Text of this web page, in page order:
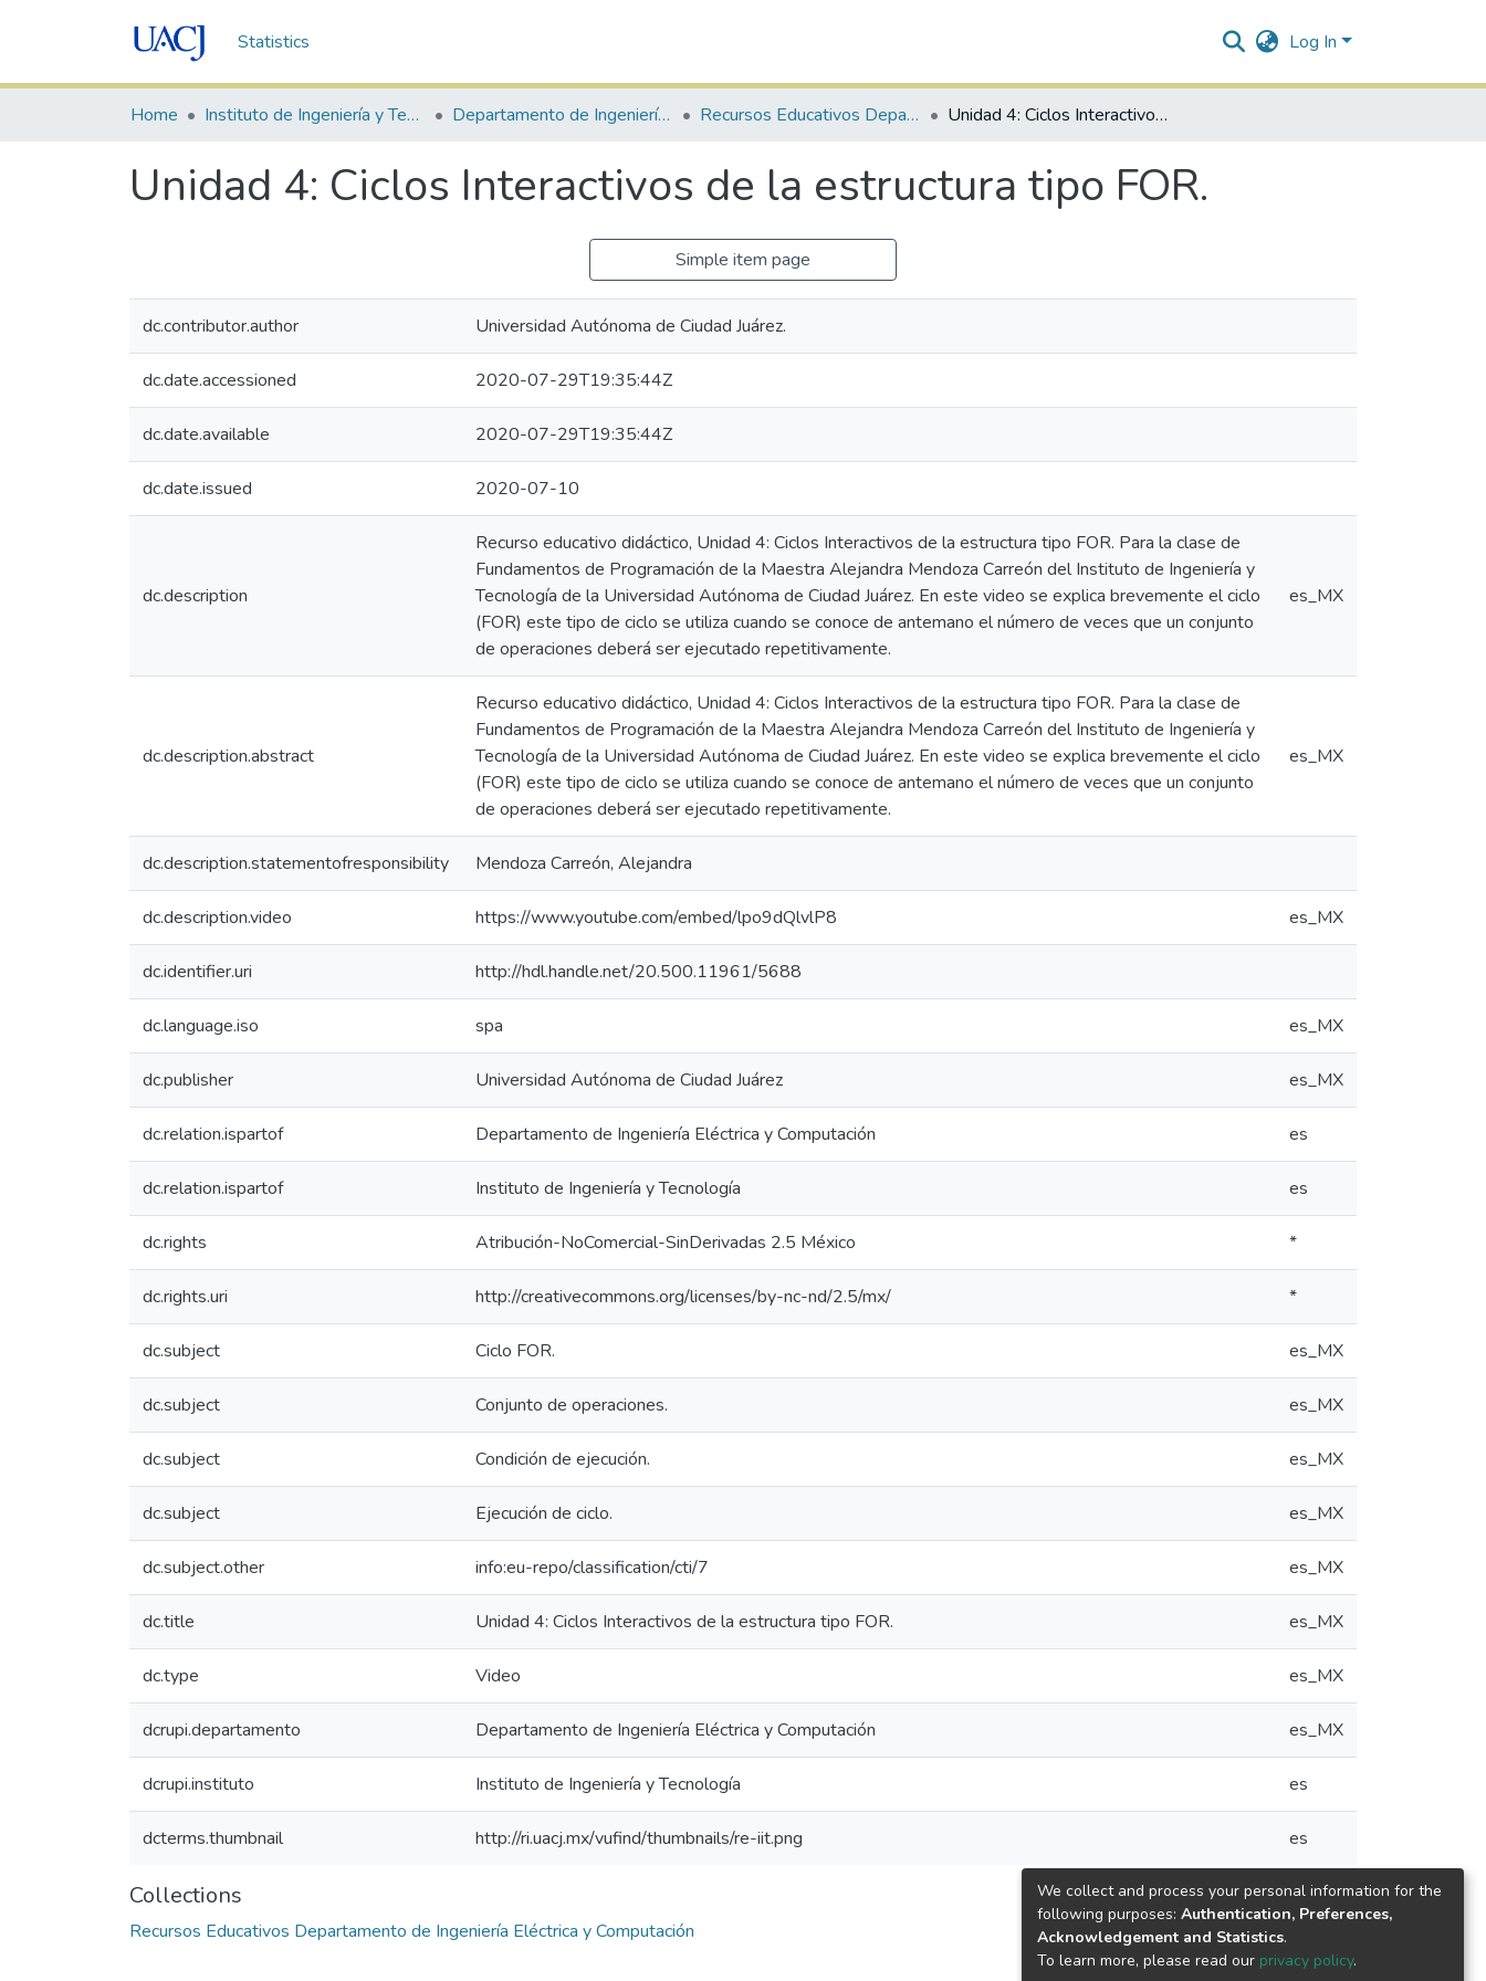
Statistics Log In
Home Instituto de Ingeniería y Tecnología Departamento de Ingeniería Eléctrica y Computación Recursos Educativos Departamento de Ingeniería Eléctrica y Computación Unidad 4: Ciclos Interactivos de la estructura tipo FOR.
Unidad 4: Ciclos Interactivos de la estructura tipo FOR.
Simple item page
dc.contributor.author Universidad Autónoma de Ciudad Juárez.
dc.date.accessioned 2020-07-29T19:35:44Z
dc.date.available 2020-07-29T19:35:44Z
dc.date.issued 2020-07-10
dc.description
Recurso educativo didáctico, Unidad 4: Ciclos Interactivos de la estructura tipo FOR. Para la clase de
Fundamentos de Programación de la Maestra Alejandra Mendoza Carreón del Instituto de Ingeniería y
Tecnología de la Universidad Autónoma de Ciudad Juárez. En este video se explica brevemente el ciclo
(FOR) este tipo de ciclo se utiliza cuando se conoce de antemano el número de veces que un conjunto
de operaciones deberá ser ejecutado repetitivamente.
es_MX
dc.description.abstract
Recurso educativo didáctico, Unidad 4: Ciclos Interactivos de la estructura tipo FOR. Para la clase de
Fundamentos de Programación de la Maestra Alejandra Mendoza Carreón del Instituto de Ingeniería y
Tecnología de la Universidad Autónoma de Ciudad Juárez. En este video se explica brevemente el ciclo
(FOR) este tipo de ciclo se utiliza cuando se conoce de antemano el número de veces que un conjunto
de operaciones deberá ser ejecutado repetitivamente.
es_MX
dc.description.statementofresponsibility Mendoza Carreón, Alejandra
dc.description.video https://www.youtube.com/embed/lpo9dQlvlP8 es_MX
dc.identifier.uri http://hdl.handle.net/20.500.11961/5688
dc.language.iso spa es_MX
dc.publisher Universidad Autónoma de Ciudad Juárez es_MX
dc.relation.ispartof Departamento de Ingeniería Eléctrica y Computación es
dc.relation.ispartof Instituto de Ingeniería y Tecnología es
dc.rights Atribución-NoComercial-SinDerivadas 2.5 México *
dc.rights.uri http://creativecommons.org/licenses/by-nc-nd/2.5/mx/ *
dc.subject Ciclo FOR. es_MX
dc.subject Conjunto de operaciones. es_MX
dc.subject Condición de ejecución. es_MX
dc.subject Ejecución de ciclo. es_MX
dc.subject.other info:eu-repo/classification/cti/7 es_MX
dc.title Unidad 4: Ciclos Interactivos de la estructura tipo FOR. es_MX
dc.type Video es_MX
dcrupi.departamento Departamento de Ingeniería Eléctrica y Computación es_MX
dcrupi.instituto Instituto de Ingeniería y Tecnología es
dcterms.thumbnail http://ri.uacj.mx/vufind/thumbnails/re-iit.png es
Collections
Recursos Educativos Departamento de Ingeniería Eléctrica y Computación
We collect and process your personal information for the
following purposes: Authentication, Preferences,
Acknowledgement and Statistics.
To learn more, please read our privacy policy.